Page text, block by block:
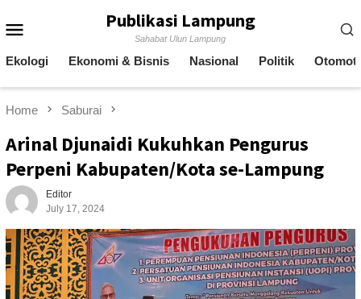
to
Publikasi Lampung
Sahabat Ulun Lampung
Ekologi Ekonomi & Bisnis Nasional Politik
Home Saburai
Arinal Djunaidi Kukuhkan Pengurus
Perpeni Kabupaten/Kota se-Lampung
Editor
July 17, 2024